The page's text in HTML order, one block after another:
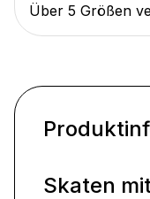
Über 5 Größen
Skaten